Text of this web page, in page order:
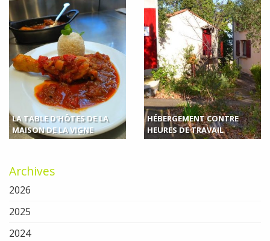
LA TABLE D'HÔTES DE LA
MAISON DE LA VIGNE
HÉBERGEMENT CONTRE
HEURES DE TRAVAIL
Archives
2026
2025
2024